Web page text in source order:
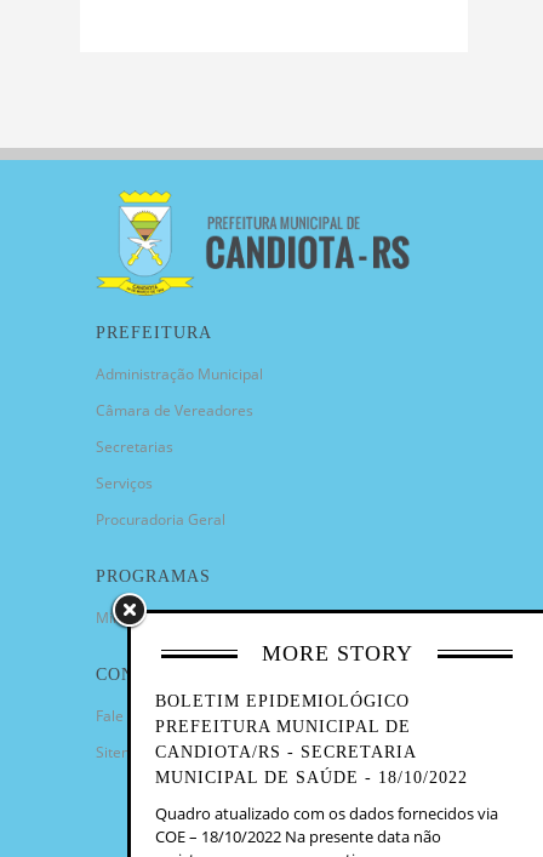
MORE STORY
BOLETIM EPIDEMIOLÓGICO
PREFEITURA MUNICIPAL DE
CANDIOTA/RS - SECRETARIA
MUNICIPAL DE SAÚDE - 18/10/2022
Quadro atualizado com os dados fornecidos via
COE – 18/10/2022 Na presente data não
PREFEITURA
Administração Municipal
Câmara de Vereadores
Secretarias
Serviços
Procuradoria Geral
PROGRAMAS
Minha Casa Minha Vida
CONTATO
Fale Conosco
Sitemap